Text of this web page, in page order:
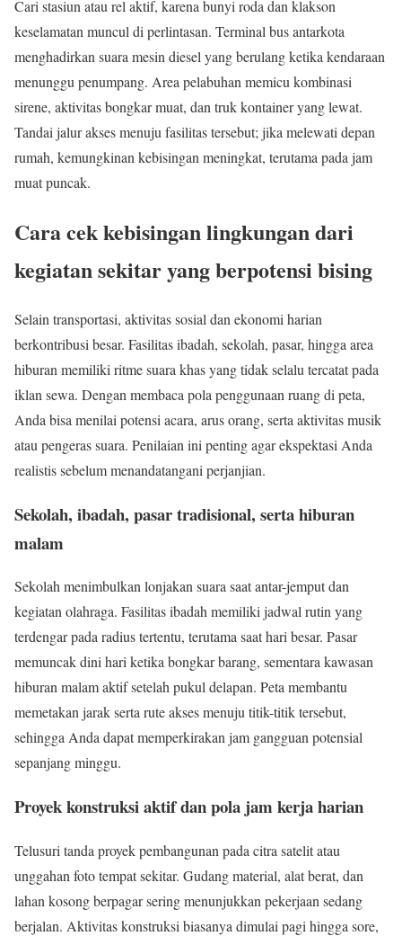
Cari stasiun atau rel aktif, karena bunyi roda dan klakson
keselamatan muncul di perlintasan. Terminal bus antarkota
menghadirkan suara mesin diesel yang berulang ketika kendaraan
menunggu penumpang. Area pelabuhan memicu kombinasi
sirene, aktivitas bongkar muat, dan truk kontainer yang lewat.
Tandai jalur akses menuju fasilitas tersebut; jika melewati depan
rumah, kemungkinan kebisingan meningkat, terutama pada jam
muat puncak.
Cara cek kebisingan lingkungan dari
kegiatan sekitar yang berpotensi bising
Selain transportasi, aktivitas sosial dan ekonomi harian
berkontribusi besar. Fasilitas ibadah, sekolah, pasar, hingga area
hiburan memiliki ritme suara khas yang tidak selalu tercatat pada
iklan sewa. Dengan membaca pola penggunaan ruang di peta,
Anda bisa menilai potensi acara, arus orang, serta aktivitas musik
atau pengeras suara. Penilaian ini penting agar ekspektasi Anda
realistis sebelum menandatangani perjanjian.
Sekolah, ibadah, pasar tradisional, serta hiburan
malam
Sekolah menimbulkan lonjakan suara saat antar-jemput dan
kegiatan olahraga. Fasilitas ibadah memiliki jadwal rutin yang
terdengar pada radius tertentu, terutama saat hari besar. Pasar
memuncak dini hari ketika bongkar barang, sementara kawasan
hiburan malam aktif setelah pukul delapan. Peta membantu
memetakan jarak serta rute akses menuju titik-titik tersebut,
sehingga Anda dapat memperkirakan jam gangguan potensial
sepanjang minggu.
Proyek konstruksi aktif dan pola jam kerja harian
Telusuri tanda proyek pembangunan pada citra satelit atau
unggahan foto tempat sekitar. Gudang material, alat berat, dan
lahan kosong berpagar sering menunjukkan pekerjaan sedang
berjalan. Aktivitas konstruksi biasanya dimulai pagi hingga sore,